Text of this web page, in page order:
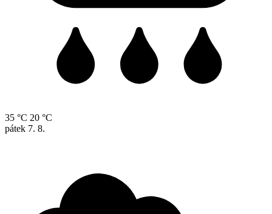
35 °C 20 °C
pátek 7. 8.